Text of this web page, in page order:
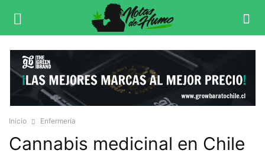
Inicio Enfermería
Cannabis medicinal en Chile